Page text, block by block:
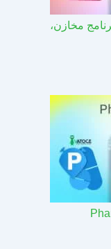
مخازن،